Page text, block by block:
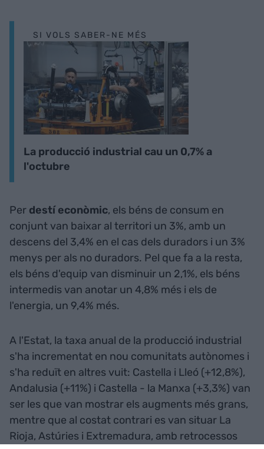
SI VOLS SABER-NE MÉS
La producció industrial cau un 0,7% a
l'octubre
Per destí econòmic, els béns de consum en
conjunt van baixar al territori un 3%, amb un
descens del 3,4% en el cas dels duradors i un 3%
menys per als no duradors. Pel que fa a la resta,
els béns d'equip van disminuir un 2,1%, els béns
intermedis van anotar un 4,8% més i els de
l'energia, un 9,4% més.
A l'Estat, la taxa anual de la producció industrial
s'ha incrementat en nou comunitats autònomes i
s'ha reduït en altres vuit: Castella i Lleó (+12,8%),
Andalusia (+11%) i Castella - la Manxa (+3,3%) van
ser les que van mostrar els augments més grans,
mentre que al costat contrari es van situar La
Rioja, Astúries i Extremadura, amb retrocessos